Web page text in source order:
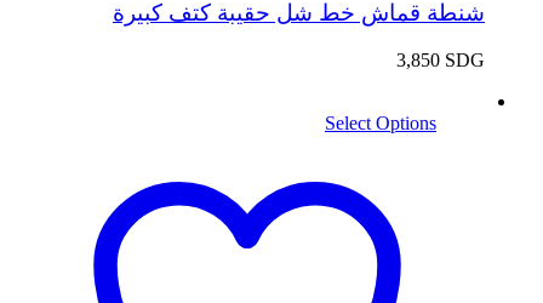
شنطة قماش خط شل حقيبة كتف كبيرة
3,850 SDG
Select Options